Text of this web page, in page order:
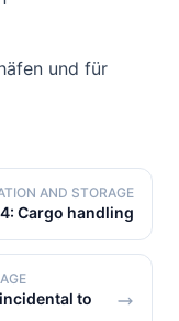
und für
AND STORAGE
Cargo handling
to